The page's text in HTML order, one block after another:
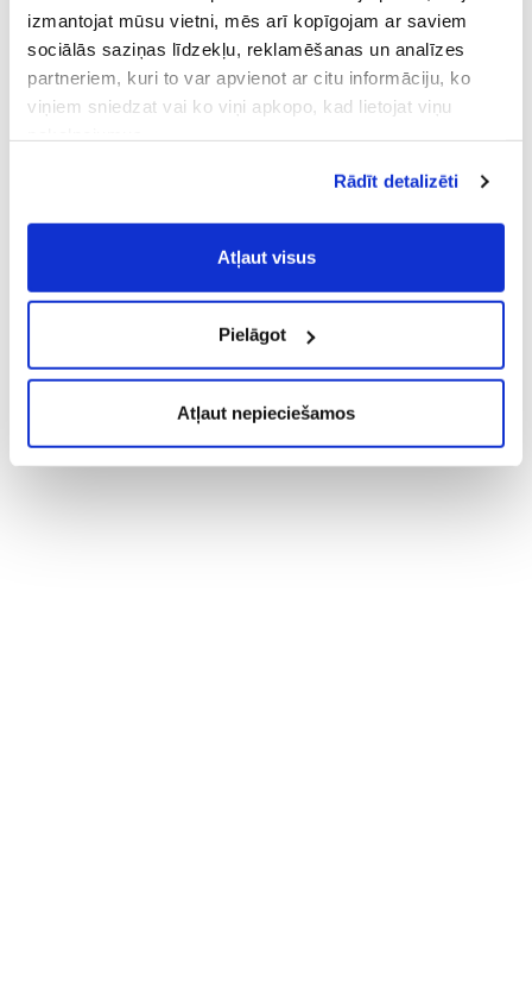
izmantojat mūsu vietni, mēs arī kopīgojam ar saviem
sociālās saziņas līdzekļu, reklamēšanas un analīzes
partneriem, kuri to var apvienot ar citu informāciju, ko
viņiem sniedzat vai ko viņi apkopo, kad lietojat viņu
Vispārīgiem vietnes lietošanas
noteikumiem(saīsināti - VVLN).
Rādīt detalizēti
Atļaut visus
Pielāgot
Atļaut nepieciešamos